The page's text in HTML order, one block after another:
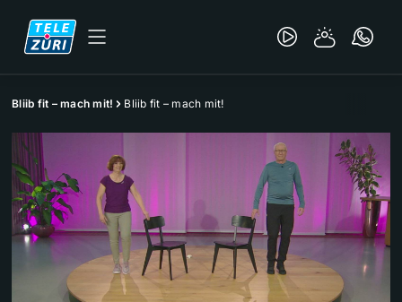
Bliib fit – mach mit! Bliib fit – mach mit!